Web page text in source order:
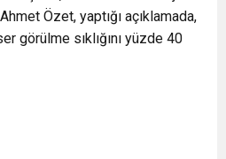
Özet, yaptığı açıklamada,
görülme sıklığını yüzde 40